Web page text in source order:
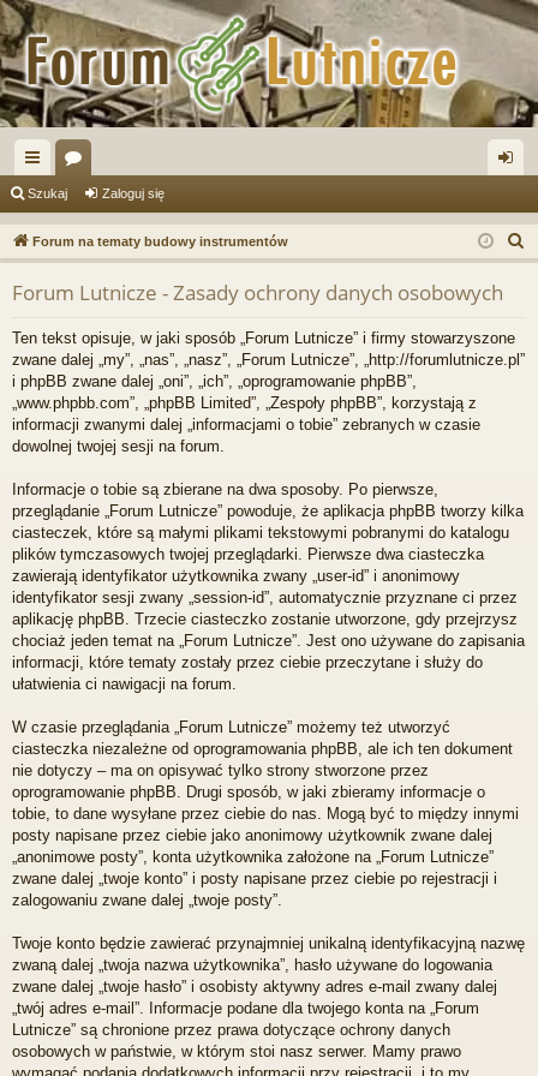
ię
ce
j
…
or
a og
uj
ę
Szukaj Zaloguj się
Forum na tematy budowy instrumentów
z
Forum Lutnicze - Zasady ochrony danych osobowych
Ten tekst opisuje, w jaki sposób „Forum Lutnicze” i firmy stowarzyszone
zwane dalej „my”, „nas”, „nasz”, „Forum Lutnicze”, „http://forumlutnicze.pl”
i phpBB zwane dalej „oni”, „ich”, „oprogramowanie phpBB”,
„www.phpbb.com”, „phpBB Limited”, „Zespoły phpBB”, korzystają z
informacji zwanymi dalej „informacjami o tobie” zebranych w czasie
dowolnej twojej sesji na forum.
Informacje o tobie są zbierane na dwa sposoby. Po pierwsze,
przeglądanie „Forum Lutnicze” powoduje, że aplikacja phpBB tworzy kilka
ciasteczek, które są małymi plikami tekstowymi pobranymi do katalogu
plików tymczasowych twojej przeglądarki. Pierwsze dwa ciasteczka
zawierają identyfikator użytkownika zwany „user-id” i anonimowy
identyfikator sesji zwany „session-id”, automatycznie przyznane ci przez
aplikację phpBB. Trzecie ciasteczko zostanie utworzone, gdy przejrzysz
chociaż jeden temat na „Forum Lutnicze”. Jest ono używane do zapisania
informacji, które tematy zostały przez ciebie przeczytane i służy do
ułatwienia ci nawigacji na forum.
W czasie przeglądania „Forum Lutnicze” możemy też utworzyć
ciasteczka niezależne od oprogramowania phpBB, ale ich ten dokument
nie dotyczy – ma on opisywać tylko strony stworzone przez
oprogramowanie phpBB. Drugi sposób, w jaki zbieramy informacje o
tobie, to dane wysyłane przez ciebie do nas. Mogą być to między innymi
posty napisane przez ciebie jako anonimowy użytkownik zwane dalej
„anonimowe posty”, konta użytkownika założone na „Forum Lutnicze”
zwane dalej „twoje konto” i posty napisane przez ciebie po rejestracji i
zalogowaniu zwane dalej „twoje posty”.
Twoje konto będzie zawierać przynajmniej unikalną identyfikacyjną nazwę
zwaną dalej „twoja nazwa użytkownika”, hasło używane do logowania
zwane dalej „twoje hasło” i osobisty aktywny adres e-mail zwany dalej
„twój adres e-mail”. Informacje podane dla twojego konta na „Forum
Lutnicze” są chronione przez prawa dotyczące ochrony danych
osobowych w państwie, w którym stoi nasz serwer. Mamy prawo